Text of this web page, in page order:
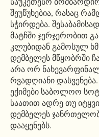
შეუწუხებია, რასაც
სჭირდება.
მატჩში ჯერჯერობით
კლუბიდან გამოსულ
დემბელეს მწყობრში
არა ორ
რვადღიანი
ექიმები საბოლოო
საათით ადრე თუ
დემბელეს
დააყენებს.